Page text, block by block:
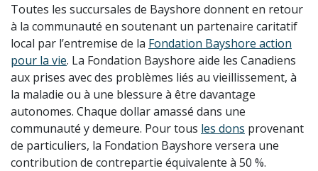
Toutes les succursales de Bayshore donnent en retour
à la communauté en soutenant un partenaire caritatif
local par l’entremise de la Fondation Bayshore action
pour la vie. La Fondation Bayshore aide les Canadiens
aux prises avec des problèmes liés au vieillissement, à
la maladie ou à une blessure à être davantage
autonomes. Chaque dollar amassé dans une
communauté y demeure. Pour tous les dons provenant
de particuliers, la Fondation Bayshore versera une
contribution de contrepartie équivalente à 50 %.